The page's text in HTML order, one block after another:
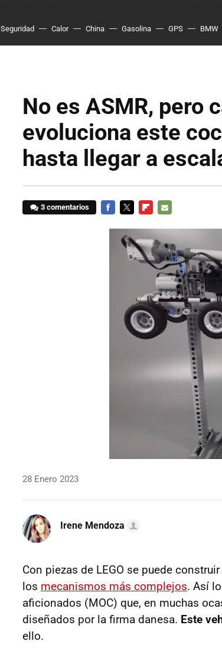
Seguridad Calor China Gasolina GPS BMW
No es ASMR, pero
evoluciona este
hasta llegar a
3 comentarios
28 Enero 2023
Irene Mendoza
Con piezas de LEGO se puede
los mecanismos más complejos. Así
aficionados (MOC) que, en muchas
diseñados por la firma danesa. Este
ello.